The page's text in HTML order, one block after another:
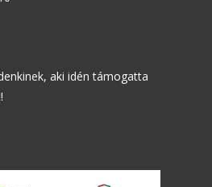
aki idén támogatta